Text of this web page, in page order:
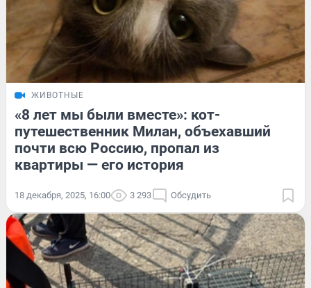
ЖИВОТНЫЕ
«8 лет мы были вместе»: кот-
путешественник Милан, объехавший
почти всю Россию, пропал из
квартиры — его история
18 декабря, 2025, 16:00 3 293 Обсудить